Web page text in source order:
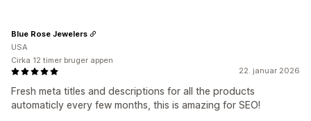
22. januar 2026
Fresh meta titles and descriptions for all the products
automaticly every few months, this is amazing for SEO!
Blue Rose Jewelers
USA
Cirka 12 timer bruger appen